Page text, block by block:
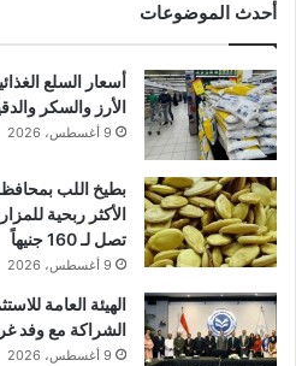
أحدث الموضوعات
أسعار السلع
الأرز والسكر
9 أغسطس، 2026
بطيخ اللب
الأكثر ربحية
تصل لـ 160 جنيهاً
9 أغسطس، 2026
الهيئة العامة
الشراكة مع وفد
9 أغسطس، 2026